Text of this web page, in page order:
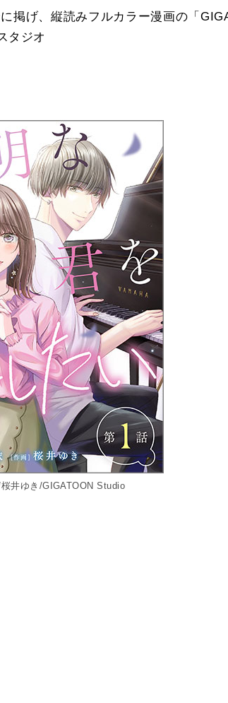
掲げ、縦読みフルカラー漫画の「
タジオ
井ゆき/GIGATOON Studio